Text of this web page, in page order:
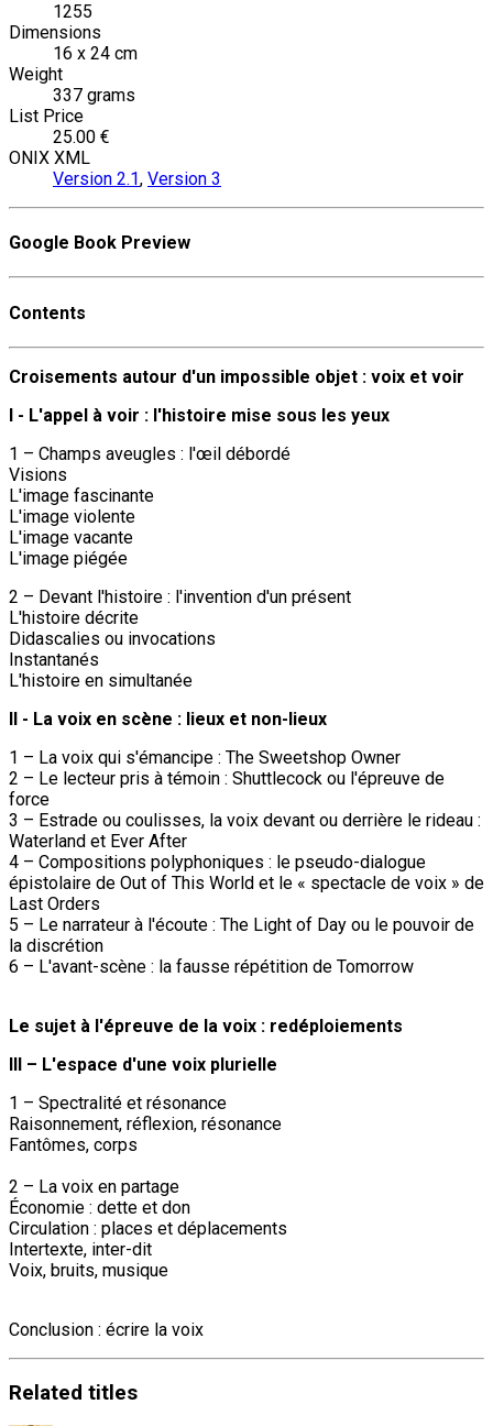
1255
Dimensions
16 x 24 cm
Weight
337 grams
List Price
25.00 €
ONIX XML
Version 2.1, Version 3
Google Book Preview
Contents
Croisements autour d'un impossible objet : voix et voir
I - L'appel à voir : l'histoire mise sous les yeux
1 – Champs aveugles : l'œil débordé
Visions
L'image fascinante
L'image violente
L'image vacante
L'image piégée
2 – Devant l'histoire : l'invention d'un présent
L'histoire décrite
Didascalies ou invocations
Instantanés
L'histoire en simultanée
II - La voix en scène : lieux et non-lieux
1 – La voix qui s'émancipe : The Sweetshop Owner
2 – Le lecteur pris à témoin : Shuttlecock ou l'épreuve de
force
3 – Estrade ou coulisses, la voix devant ou derrière le rideau :
Waterland et Ever After
4 – Compositions polyphoniques : le pseudo-dialogue
épistolaire de Out of This World et le « spectacle de voix » de
Last Orders
5 – Le narrateur à l'écoute : The Light of Day ou le pouvoir de
la discrétion
6 – L'avant-scène : la fausse répétition de Tomorrow
Le sujet à l'épreuve de la voix : redéploiements
III – L'espace d'une voix plurielle
1 – Spectralité et résonance
Raisonnement, réflexion, résonance
Fantômes, corps
2 – La voix en partage
Économie : dette et don
Circulation : places et déplacements
Intertexte, inter-dit
Voix, bruits, musique
Conclusion : écrire la voix
Related titles